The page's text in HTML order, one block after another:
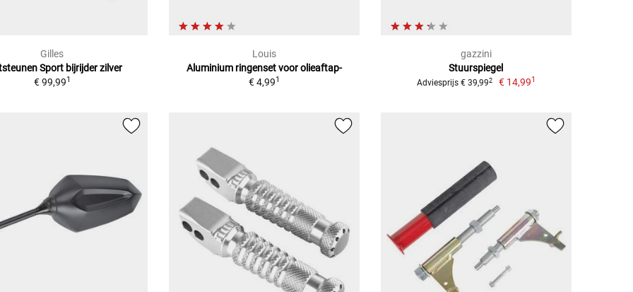
Gilles
Sport bijrijder zilver
€ 99,991
Louis
Aluminium ringenset voor olieaftap-
€ 4,991
gazzini
Stuurspiegel
Adviesprijs € 39,992 € 14,991